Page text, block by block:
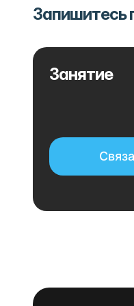
Запишитесь
Занятие